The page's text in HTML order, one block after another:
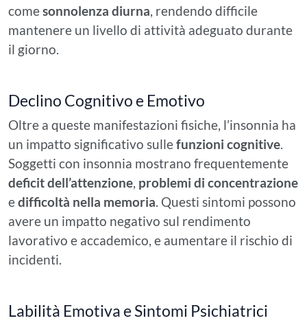
comesonnolenza diurna, rendendo difficile
mantenere un livello di attività adeguato durante
il giorno.
Declino Cognitivo e Emotivo
Oltre a queste manifestazioni fisiche, l’insonnia ha
un impatto significativo sullefunzioni cognitive.
Soggetti con insonnia mostrano frequentemente
deficit dell’attenzione, problemi di concentrazione
edifficoltà nella memoria. Questi sintomi possono
avere un impatto negativo sul rendimento
lavorativo e accademico, e aumentare il rischio di
incidenti.
Labilità Emotiva e Sintomi Psichiatrici